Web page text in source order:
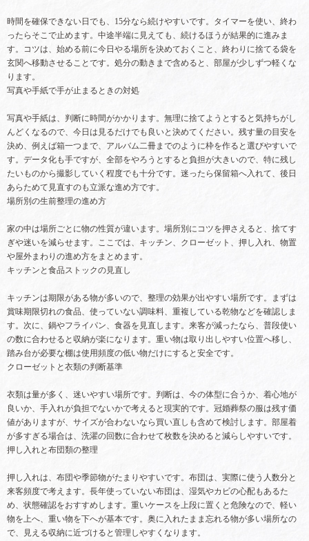
時間を確保できない日でも、15分なら続けやすいです。タイマーを使い、終わ
ったらそこで止めます。中途半端に見えても、続けるほうが結果的に進みま
す。コツは、始める前に今日やる場所を決めておくこと、終わりに捨てる袋を
玄関へ移動させることです。処分の動きまで含めると、部屋が少しずつ軽くな
ります。
写真や手紙で手が止まるときの対処
写真や手紙は、判断に時間がかかります。無理に捨てようとすると気持ちがし
んどくなるので、今日は見るだけでも良いと決めてください。残す量の目安を
決め、例えば箱一つまで、アルバム二冊までのように枠を作ると選びやすいで
す。データ化も手ですが、全部をやろうとすると負担が大きいので、特に残し
たいものから撮影していく程度でも十分です。迷ったら保留箱へ入れて、後日
あらためて見直すのも立派な進め方です。
場所別の生前整理の進め方
家の中は場所ごとに物の性質が違います。場所別にコツを押さえると、捨てす
ぎや迷いを減らせます。ここでは、キッチン、クローゼット、押し入れ、物置
や屋外まわりの進め方をまとめます。
キッチンと食品ストックの見直し
キッチンは期限がある物が多いので、整理の効果が出やすい場所です。まずは
賞味期限切れの食品、使っていない調味料、重複している乾物などを確認しま
す。次に、鍋やフライパン、食器を見直します。来客が減ったなら、普段使い
の数に合わせると収納が楽になります。重い物は取り出しやすい位置へ移し、
踏み台が必要な棚は使用頻度の低い物だけにすると安全です。
クローゼットと衣類の判断基準
衣類は量が多く、迷いやすい場所です。判断は、今の体型に合うか、着心地が
良いか、手入れが負担でないかで考えると現実的です。冠婚葬祭の服は残す価
値がありますが、サイズが合わないなら買い直しも含めて検討します。部屋着
が多すぎる場合は、洗濯の回数に合わせて枚数を決めると減らしやすいです。
押し入れと布団類の整理
押し入れは、布団や季節物がたまりやすいです。布団は、実際に使う人数分と
来客頻度で考えます。長年使っていない布団は、湿気やカビの心配もあるた
め、状態確認をおすすめします。重いケースを上段に置くと危険なので、軽い
物を上へ、重い物を下へが基本です。奥に入れたまま忘れる物が多い場所なの
で、見える収納に近づけると管理しやすくなります。